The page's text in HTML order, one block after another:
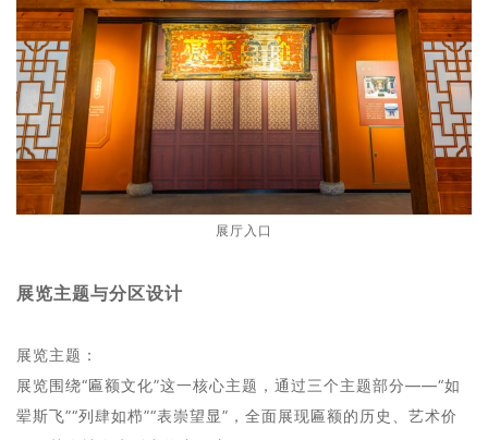
展厅入口
展览主题与分区设计
展览主题：
展览围绕“匾额文化”这一核心主题，通过三个主题部分——“如
翚斯飞”“列肆如栉”“表崇望显”，全面展现匾额的历史、艺术价